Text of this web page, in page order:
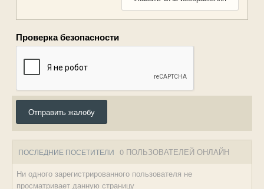
Проверка безопасности
Отправить жалобу
ПОСЛЕДНИЕ ПОСЕТИТЕЛИ 0 ПОЛЬЗОВАТЕЛЕЙ ОНЛАЙН
Ни одного зарегистрированного пользователя не
просматривает данную страницу